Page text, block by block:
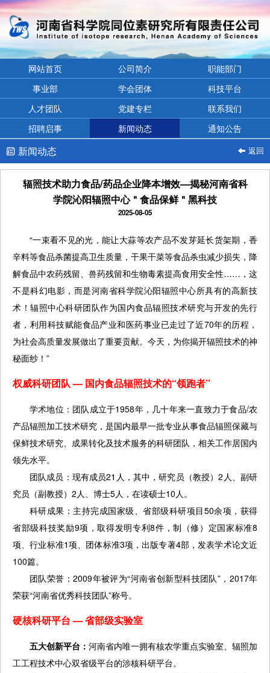
网站首页 公司简介
职能部门
事业部
学会团体
科技平台
人才团队
党建专栏
联系我们
招聘启事
新闻动态 通知公告
 新闻动态  返回
辐照技术助力食品/药品企业降本增效—揭秘河南省科
学院沁阳辐照中心＂食品保鲜＂黑科技
2025-08-05
“一束看不见的光，能让大蒜等农产品不发芽延长货架期，香
辛料等食品杀菌提高卫生质量，干果干菜等食品杀虫减少损失，降
解食品中农药残留、兽药残留和生物毒素提高食用安全性……，这
不是科幻电影，而是河南省科学院沁阳辐照中心所具有的高新技
术！辐照中心科研团队作为国内食品辐照技术研究与开发的先行
者，利用科技赋能食品产业和医药事业已走过了近70年的历程，
为社会高质量发展做出了重要贡献。今天，为你揭开辐照技术的神
秘面纱！”
权威科研团队 — 国内食品辐照技术的“领跑者”
学术地位：团队成立于1958年，几十年来一直致力于食品/农
产品辐照加工技术研究，是国内最早一批专业从事食品辐照保藏与
保鲜技术研究、成果转化及技术服务的科研团队，相关工作居国内
领先水平。
团队成员：现有成员21人，其中，研究员（教授）2人、副研
究员（副教授）2人、博士5人，在读硕士10人。
科研成果：主持完成国家级、省部级科研项目50余项，获得
省部级科技奖励9项，取得发明专利8件，制（修）定国家标准8
项、行业标准1项、团体标准3项，出版专著4部，发表学术论文近
100篇。
团队荣誉：2009年被评为“河南省创新型科技团队”，2017年
荣获“河南省优秀科技团队”称号。
硬核科研平台 — 省部级实验室
五大创新平台： 河南省内唯一拥有核农学重点实验室、辐照加
工工程技术中心双省级平台的涉核科研平台。